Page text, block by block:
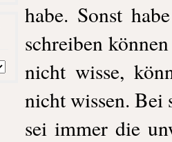
habe. Sonst
schreiben
nicht wisse,
nicht wissen. Bei
sei immer die